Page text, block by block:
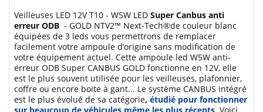
Veilleuses LED 12V T10 - W5W LED Super Canbus anti
erreur ODB - GOLD NTV2™ Next-Tech®de couleur blanc
équipées de 3 leds vous permettrons de remplacer
facilement votre ampoule d’origine sans modification de
votre équipement actuel. Cette ampoule led W5W anti-
erreur ODB Super CANBUS GOLD fonctionne en 12V, elle
est le plus souvent utilisée pour les veilleuses, plafonnier,
coffre ou encore boite à gant... Le système CANBUS intégré
est le plus évolué de sa catégorie, étudié pour fonctionner